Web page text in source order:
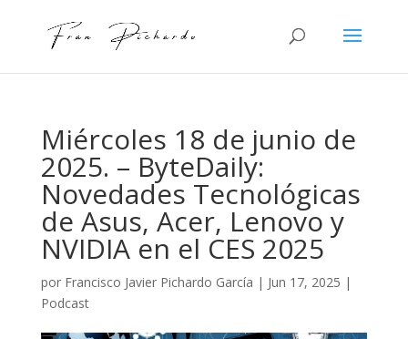
Miércoles 18 de junio de
2025. – ByteDaily:
Novedades Tecnológicas
de Asus, Acer, Lenovo y
NVIDIA en el CES 2025
por Francisco Javier Pichardo García | Jun 17, 2025 |
Podcast